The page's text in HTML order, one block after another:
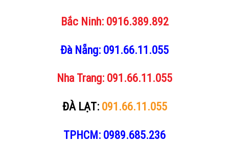
Bắc Ninh: 0916.389.892
Đà Nẵng: 091.66.11.055
Nha Trang: 091.66.11.055
ĐÀ LẠT: 091.66.11.055
TPHCM: 0989.685.236